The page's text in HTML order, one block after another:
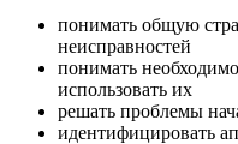
понимать общую
неисправностей
понимать
использовать их
решать проблемы
идентифицировать